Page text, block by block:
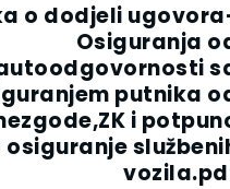
o dodjeli
Osiguranja
putnika
i